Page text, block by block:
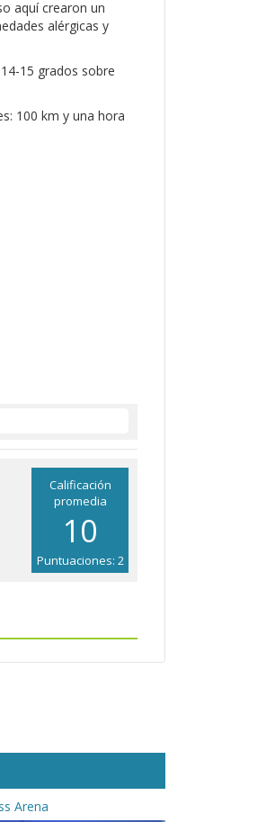
aquí crearon un
alérgicas y
15 grados sobre
100 km y una hora
Calificación
promedia
10
Puntuaciones: 2
Arena